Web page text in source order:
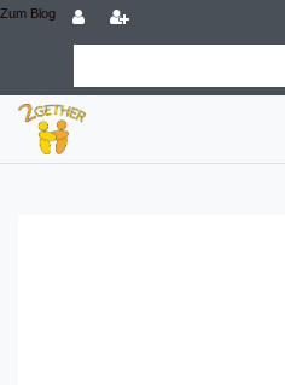
Zum Blog